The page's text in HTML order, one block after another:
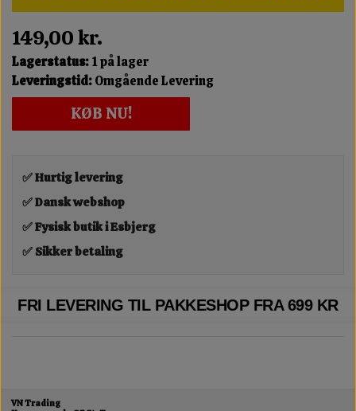
149,00 kr.
Lagerstatus:1 på lager
Leveringstid:Omgående Levering
KØB NU!
✅ Hurtig levering
✅ Dansk webshop
✅ Fysisk butik i Esbjerg
✅ Sikker betaling
FRI LEVERING TIL PAKKESHOP FRA 699 KR
VN Trading